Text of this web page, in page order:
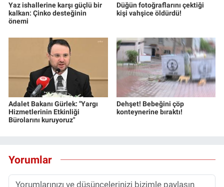
Yaz ishallerine karşı güçlü bir
kalkan: Çinko desteğinin
önemi
Düğün fotoğraflarını çektiği
kişi vahşice öldürdü!
Adalet Bakanı Gürlek: "Yargı
Hizmetlerinin Etkinliği
Bürolarını kuruyoruz"
Dehşet! Bebeğini çöp
konteynerine bıraktı!
Yorumlar